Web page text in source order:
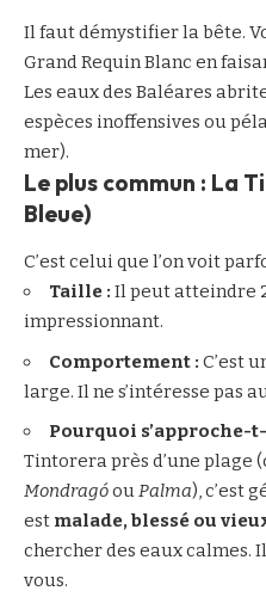
Il faut démystifier la bête.
Grand Requin Blanc en
Les eaux des Baléares
espèces inoffensives ou
mer).
Le plus commun : La
Bleue)
C’est celui que l’on voit
Taille : Il peut atteindre
impressionnant.
Comportement : C’est
large. Il ne s’intéresse pas
Pourquoi s’approche-
Tintorera près d’une plage
MondragóouPalma), c’est
est malade, blessé ou
chercher des eaux calmes.
vous.